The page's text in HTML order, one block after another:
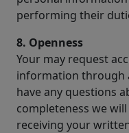
performing their
8. Openness
Your may request
information through
have any questions
completeness we
receiving your